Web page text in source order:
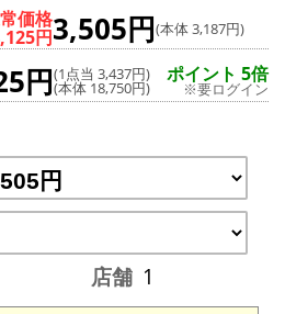
価格
円3,505円(本体 3,187円)
円(1点当 3,437円)
(本体 18,750円)
ポイント 5倍
※要ログイン
店舗 1